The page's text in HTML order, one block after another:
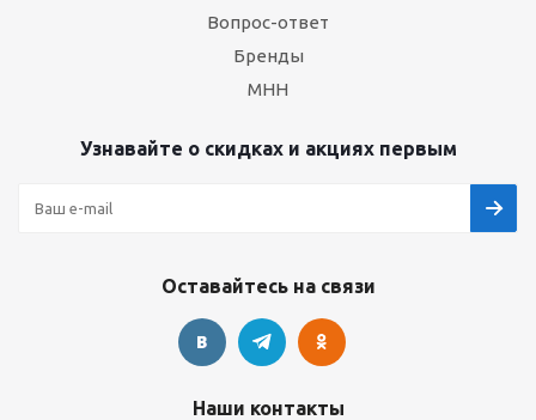
Вопрос-ответ
Бренды
МНН
Узнавайте о скидках и акциях первым
Оставайтесь на связи
Наши контакты